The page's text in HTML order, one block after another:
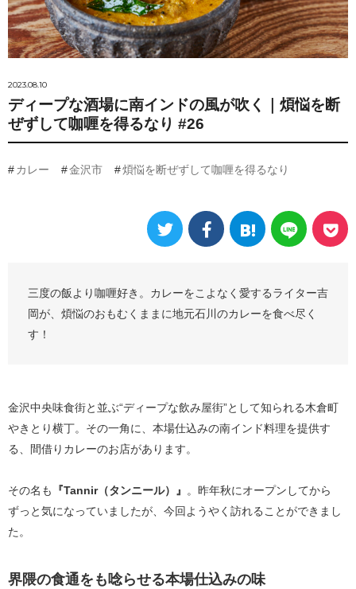
2023.08.10
ディープな酒場に南インドの風が吹く｜煩悩を断
ぜずして咖喱を得るなり #26
カレー 金沢市 煩悩を断ぜずして咖喱を得るなり
三度の飯より咖喱好き。カレーをこよなく愛するライター吉
岡が、煩悩のおもむくままに地元石川のカレーを食べ尽く
す！
金沢中央味食街と並ぶ“ディープな飲み屋街”として知られる木倉町
やきとり横丁。その一角に、本場仕込みの南インド料理を提供す
る、間借りカレーのお店があります。
その名も 『Tannir（タンニール）』 。昨年秋にオープンしてから
ずっと気になっていましたが、今回ようやく訪れることができまし
た。
界隈の食通をも唸らせる本場仕込みの味